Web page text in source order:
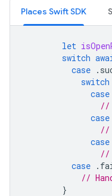
Places Swift SDK
let
switch
case .
switch
case
//
case
//
case
//
case .
//
}